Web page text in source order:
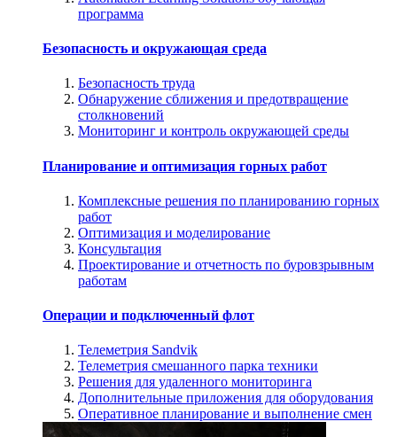
программа
Безопасность и окружающая среда
Безопасность труда
Обнаружение сближения и предотвращение
столкновений
Мониторинг и контроль окружающей среды
Планирование и оптимизация горных работ
Комплексные решения по планированию горных
работ
Оптимизация и моделирование
Консультация
Проектирование и отчетность по буровзрывным
работам
Операции и подключенный флот
Телеметрия Sandvik
Телеметрия смешанного парка техники
Решения для удаленного мониторинга
Дополнительные приложения для оборудования
Оперативное планирование и выполнение смен